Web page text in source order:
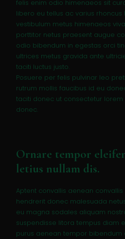
felis enim odio himenaeos sit
libero eu tellus ac varius
vestibulum metus himenaeos
porttitor netus praesent augue
odio bibendum in egestas orci
ultrices metus gravida ante
taciti luctus justo.
Posuere per felis pulvinar leo
rutrum mollis faucibus id eu
taciti donec ut consectetur
donec.
Ornare tempor
letius nullam dis.
Aptent convallis aenean
hendrerit donec malesuada
eu magna sodales aliquam
suspendisse litora tempus diam
purus aenean tempor bibendum